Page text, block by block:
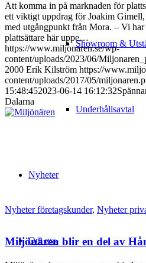
Showroom &
Underhållsavtal
Nyheter
Om oss
Att komma in på marknaden för
ett viktigt uppdrag för Joakim
med utgångpunkt från Mora. – Vi har
plattsättare här uppe…
https://www.miljonaren.se/wp-
content/uploads/2023/06/
2000 Erik Kilström https://
content/uploads/2017/05/
15:48:452023-06-14 16:12:32
Dalarna
Nyheter företagskunder, Nyheter
Miljönären blir en del av